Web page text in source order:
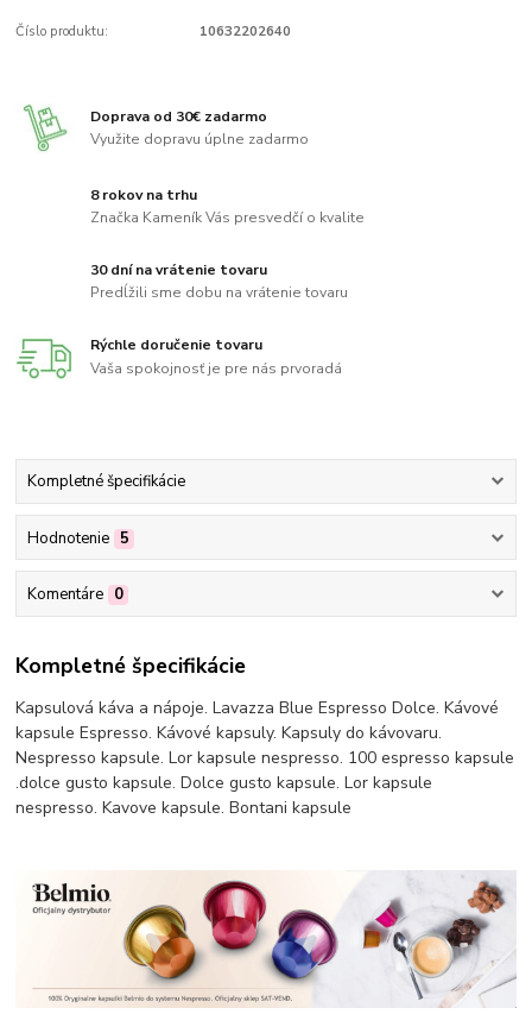
Číslo produktu: 10632202640
Doprava od 30€ zadarmo
Využite dopravu úplne zadarmo
8 rokov na trhu
Značka Kameník Vás presvedčí o kvalite
30 dní na vrátenie tovaru
Predĺžili sme dobu na vrátenie tovaru
Rýchle doručenie tovaru
Vaša spokojnosť je pre nás prvoradá
Kompletné špecifikácie
Hodnotenie 5
Komentáre 0
Kompletné špecifikácie
Kapsulová káva a nápoje. Lavazza Blue Espresso Dolce. Kávové
kapsule Espresso. Kávové kapsuly. Kapsuly do kávovaru.
Nespresso kapsule. Lor kapsule nespresso. 100 espresso kapsule
.dolce gusto kapsule. Dolce gusto kapsule. Lor kapsule
nespresso. Kavove kapsule. Bontani kapsule